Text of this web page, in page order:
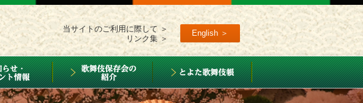
English ＞
当サイトのご利用に際して ＞
リンク集 ＞